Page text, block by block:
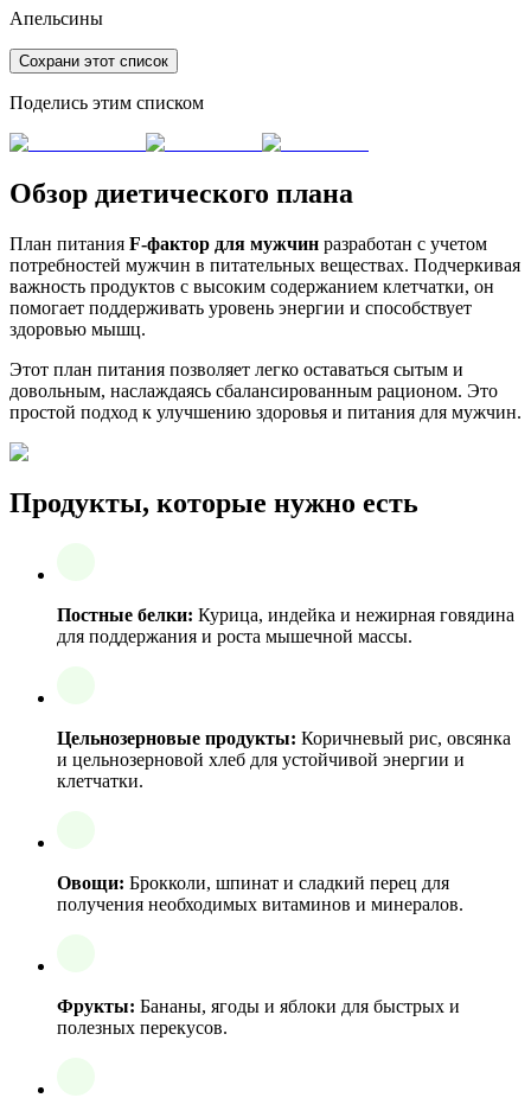
Апельсины
Сохрани этот список
Поделись этим списком
Обзор диетического плана
План питания F-фактор для мужчин разработан с учетом
потребностей мужчин в питательных веществах. Подчеркивая
важность продуктов с высоким содержанием клетчатки, он
помогает поддерживать уровень энергии и способствует
здоровью мышц.
Этот план питания позволяет легко оставаться сытым и
довольным, наслаждаясь сбалансированным рационом. Это
простой подход к улучшению здоровья и питания для мужчин.
Продукты, которые нужно есть
Постные белки: Курица, индейка и нежирная говядина
для поддержания и роста мышечной массы.
Цельнозерновые продукты: Коричневый рис, овсянка
и цельнозерновой хлеб для устойчивой энергии и
клетчатки.
Овощи: Брокколи, шпинат и сладкий перец для
получения необходимых витаминов и минералов.
Фрукты: Бананы, ягоды и яблоки для быстрых и
полезных перекусов.